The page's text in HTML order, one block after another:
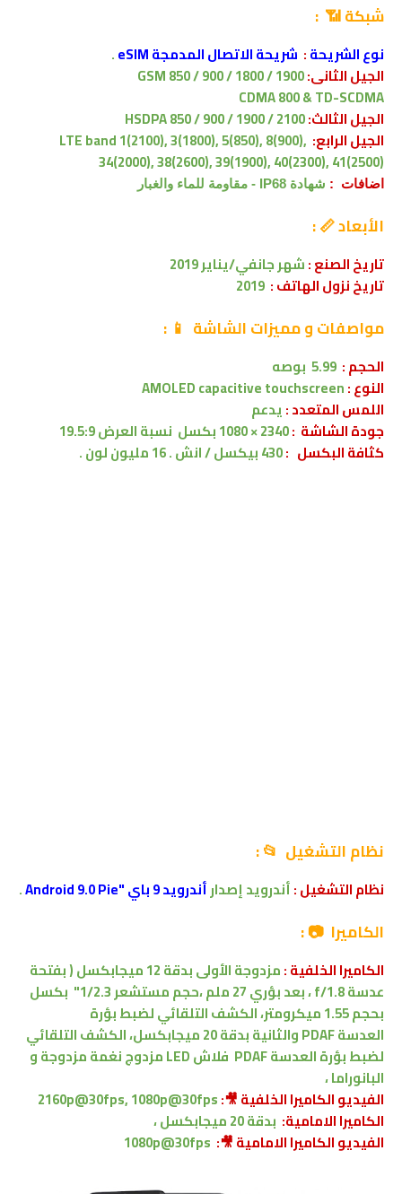
شبكة 📶 :
نوع الشريحة: شريحة الاتصال المدمجة eSIM
.
الجيل الثانى:GSM 850 / 900 / 1800 / 1900
CDMA 800 & TD-SCDMA
الجيل الثالث:HSDPA 850 / 900 / 1900 / 2100
الجيل الرابع: LTE band 1(2100), 3(1800), 5(850), 8(900),
34(2000), 38(2600), 39(1900), 40(2300), 41(2500)
اضافات : شهادة IP68 - مقاومة للماء والغبار
الأبعاد 📏 :
تاريخ الصنع :شهر جانفي/يناير 2019
تاريخ نزول الهاتف : 2019
مواصفاتو مميزات الشاشة 📱
:
الحجم :
النوع :AMOLED capacitive touchscreen
اللمس المتعدد :يدعم
جودة الشاشة :2340 × 1080 بكسل
نسبة العرض 19.5:9
كثافة البكسل :430 بيكسل / انش . 16 مليون لون .
نظام التشغيل 📂 :
نظام التشغيل :أندرويد إصدارأندرويد 9 باي "Android 9.0 Pie .
الكاميرا 📷 :
الكاميرا الخلفية :مزدوجة الأولى بدقة 12 ميجابكسل
( بفتحة
عدسة f/1.8
،بعد بؤري 27 ملم ،حجم مستشعر 1/2.3"
بكسل
بحجم 1.55 ميكرومتر،
الكشف التلقائي لضبط بؤرة
العدسة PDAF
والثانية بدقة 20 ميجابكسل،
الكشف التلقائي
لضبط بؤرة العدسة PDAF
فلاش LED مزدوج نغمة مزدوجة و
البانوراما ،
الفيديو الكاميرا الخلفية 🎥:2160p@30fps, 1080p@30fps
الكاميرا الامامية: بدقة 20 ميجابكسل ،
الفيديو الكاميراالامامية🎥:
1080p@30fps